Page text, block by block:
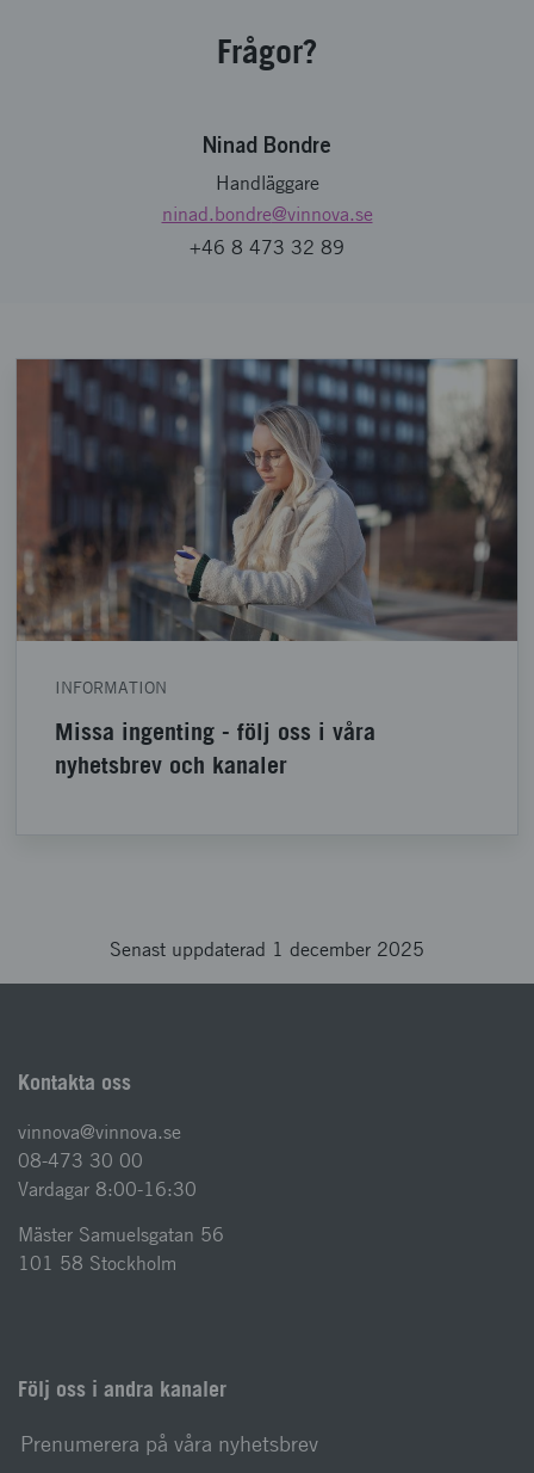
Frågor?
Ninad Bondre
Handläggare
ninad.bondre@vinnova.se
+46 8 473 32 89
INFORMATION
Missa ingenting - följ oss i våra
nyhetsbrev och kanaler
Senast uppdaterad 1 december 2025
Kontakta oss
vinnova@vinnova.se
08-473 30 00
Vardagar 8:00-16:30
Mäster Samuelsgatan 56
101 58 Stockholm
Följ oss i andra kanaler
Prenumerera på våra nyhetsbrev